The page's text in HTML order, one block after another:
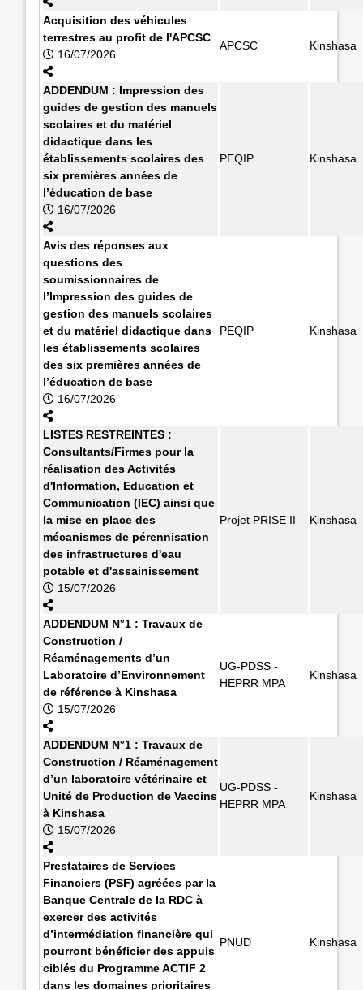
Acquisition des véhicules
terrestres au profit de l'APCSC
16/07/2026
APCSC Kinshasa
ADDENDUM : Impression des
guides de gestion des manuels
scolaires et du matériel
didactique dans les
établissements scolaires des
six premières années de
l’éducation de base
16/07/2026
PEQIP Kinshasa
Avis des réponses aux
questions des
soumissionnaires de
l’Impression des guides de
gestion des manuels scolaires
et du matériel didactique dans
les établissements scolaires
des six premières années de
l’éducation de base
16/07/2026
PEQIP Kinshasa
LISTES RESTREINTES :
Consultants/Firmes pour la
réalisation des Activités
d'Information, Education et
Communication (IEC) ainsi que
la mise en place des
mécanismes de pérennisation
des infrastructures d'eau
potable et d'assainissement
15/07/2026
Projet PRISE II Kinshasa
ADDENDUM N°1 : Travaux de
Construction /
Réaménagements d’un
Laboratoire d’Environnement
de référence à Kinshasa
15/07/2026
UG-PDSS -
HEPRR MPA
Kinshasa
ADDENDUM N°1 : Travaux de
Construction / Réaménagement
d’un laboratoire vétérinaire et
Unité de Production de Vaccins
à Kinshasa
15/07/2026
UG-PDSS -
HEPRR MPA
Kinshasa
Prestataires de Services
Financiers (PSF) agréées par la
Banque Centrale de la RDC à
exercer des activités
d’intermédiation financière qui
pourront bénéficier des appuis
ciblés du Programme ACTIF 2
dans les domaines prioritaires
PNUD Kinshasa